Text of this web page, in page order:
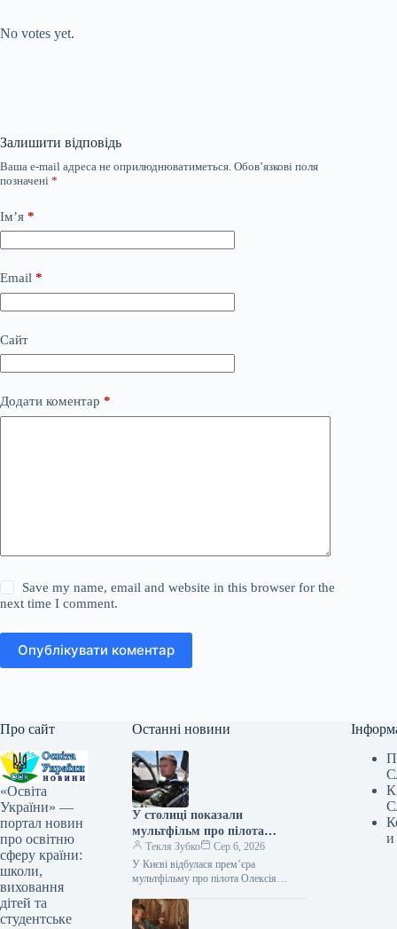
No votes yet.
Залишити відповідь
Ваша e-mail адреса не оприлюднюватиметься. Обов’язкові поля
позначені *
Ім’я *
Email *
Сайт
Додати коментар *
Save my name, email and website in this browser for the
next time I comment.
Опублікувати коментар
Про сайт
«Освіта
України» —
портал новин
про освітню
сферу країни:
школи,
виховання
дітей та
студентське
Останні новини
У столиці показали
мультфільм про пілота
Олексія «Мунфіша» Меся
Текля Зубко
Сер 6, 2026
У Києві відбулася прем’єра
мультфільму про пілота Олексія
20:51 Укрінформ В Музеї війни
представили перший анімаційний…
и